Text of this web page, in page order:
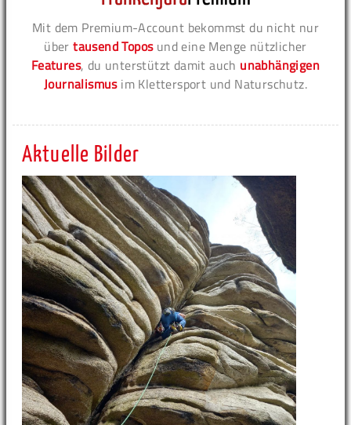
Mit dem Premium-Account bekommst du nicht nur
übertausend Toposund eine Menge nützlicher
Features, du unterstützt damit auch unabhängigen
Journalismusim Klettersport und Naturschutz.
Aktuelle Bilder